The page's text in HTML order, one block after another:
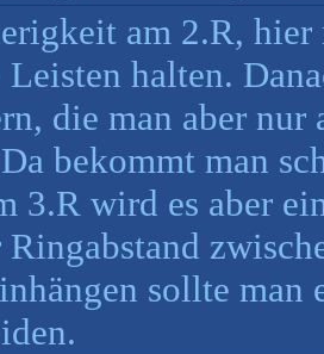
am 2.R, hier
halten.
die man aber nur
bekommt man
3.R wird es aber
sollte man